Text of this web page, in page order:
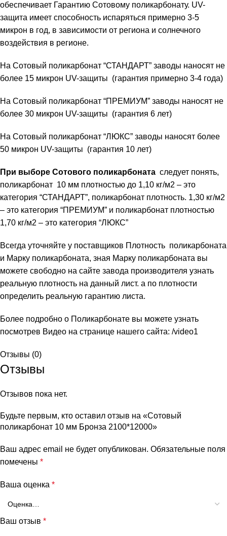
обеспечивает Гарантию Сотовому поликарбонату. UV-
защита имеет способность испаряться примерно 3-5
микрон в год, в зависимости от региона и солнечного
воздействия в регионе.
На Сотовый поликарбонат “СТАНДАРТ” заводы наносят не
более 15 микрон UV-защиты (гарантия примерно 3-4 года)
На Сотовый поликарбонат “ПРЕМИУМ” заводы наносят не
более 30 микрон UV-защиты (гарантия 6 лет)
На Сотовый поликарбонат “ЛЮКС” заводы наносят более
50 микрон UV-защиты (гарантия 10 лет)
При выборе Сотового поликарбоната следует понять,
поликарбонат 10 мм плотностью до 1,10 кг/м2 – это
категория “СТАНДАРТ”, поликарбонат плотность. 1,30 кг/м2
– это категория “ПРЕМИУМ” и поликарбонат плотностью
1,70 кг/м2 – это категория “ЛЮКС”
Всегда уточняйте у поставщиков Плотность поликарбоната
и Марку поликарбоната, зная Марку поликарбоната вы
можете свободно на сайте завода производителя узнать
реальную плотность на данный лист. а по плотности
определить реальную гарантию листа.
Более подробно о Поликарбонате вы можете узнать
посмотрев Видео на странице нашего сайта: /video1
Отзывы (0)
Отзывы
Отзывов пока нет.
Будьте первым, кто оставил отзыв на «Сотовый
поликарбонат 10 мм Бронза 2100*12000»
Ваш адрес email не будет опубликован. Обязательные поля
помечены *
Ваша оценка *
Ваш отзыв *